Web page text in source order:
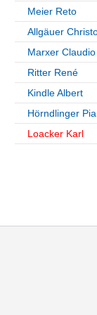
Meier Reto
Allgäuer
Marxer Claudio
Ritter René
Kindle Albert
Hörndlinger Pia
Loacker Karl